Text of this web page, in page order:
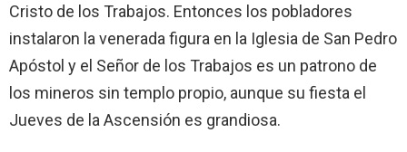
Cristo de los Trabajos. Entonces los pobladores
instalaron la venerada figura en la Iglesia de San Pedro
Apóstol y el Señor de los Trabajos es un patrono de
los mineros sin templo propio, aunque su fiesta el
Jueves de la Ascensión es grandiosa.